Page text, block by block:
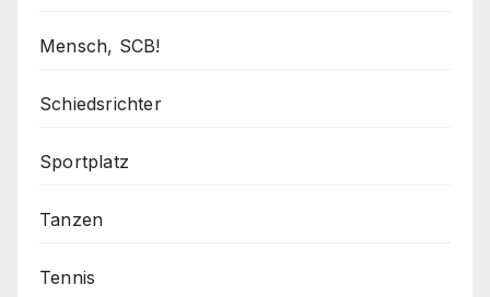
Mensch, SCB!
Schiedsrichter
Sportplatz
Tanzen
Tennis